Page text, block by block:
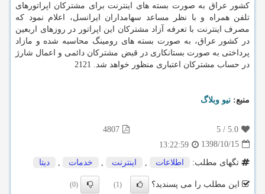
كشور عراق به صورت بسته های اینترنت برای مشتركان اپراتورهای
تلفن همراه و با نظر مساعد سهامداران ایرانسل، اعلام نمود كه
مصرف اینترنت با تعرفه آزاد مشتركان این اپراتور در روزهای اربعین
در كشور عراق، به صورت بسته های رومینگ محاسبه شده و مازاد
پرداختی به صورت بستانكاری در قبض مشتركان دائمی و اعمال شارژ
در حساب مشتركان اعتباری منظور خواهد شد. 2121
منبع: نیو وبلاگ
5.0
/
5
4807
1398/10/15
13:22:59
تگهای مطلب:
اطلاعات اینترنت خدمات دیتا
این مطلب را می پسندید؟ (1)
(0)